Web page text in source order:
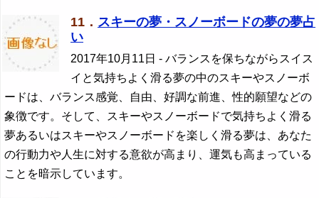
11． スキーの夢・スノーボードの夢の夢占
い
2017年10月11日 - バランスを保ちながらスイス
イと気持ちよく滑る夢の中のスキーやスノーボ
ードは、バランス感覚、自由、好調な前進、性的願望などの
象徴です。そして、スキーやスノーボードで気持ちよく滑る
夢あるいはスキーやスノーボードを楽しく滑る夢は、あなた
の行動力や人生に対する意欲が高まり、運気も高まっている
ことを暗示しています。